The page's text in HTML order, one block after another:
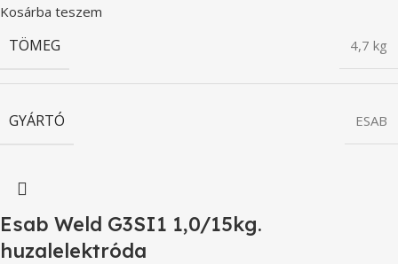
Kosárba teszem
TÖMEG 4,7 kg
GYÁRTÓ ESAB
Esab Weld G3SI1 1,0/15kg.
huzalelektróda